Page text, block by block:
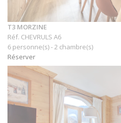
T3 MORZINE
Réf. CHEVRULS A6
6 personne(s) - 2 chambre(s)
Réserver